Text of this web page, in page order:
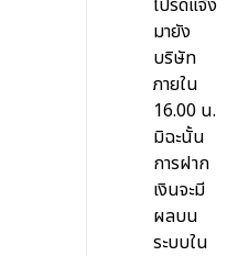
โปรดแจ้ง
มายัง
บริษัท
ภายใน
16.00 น.
มิฉะนั้น
การฝาก
เงินจะมี
ผลบน
ระบบใน